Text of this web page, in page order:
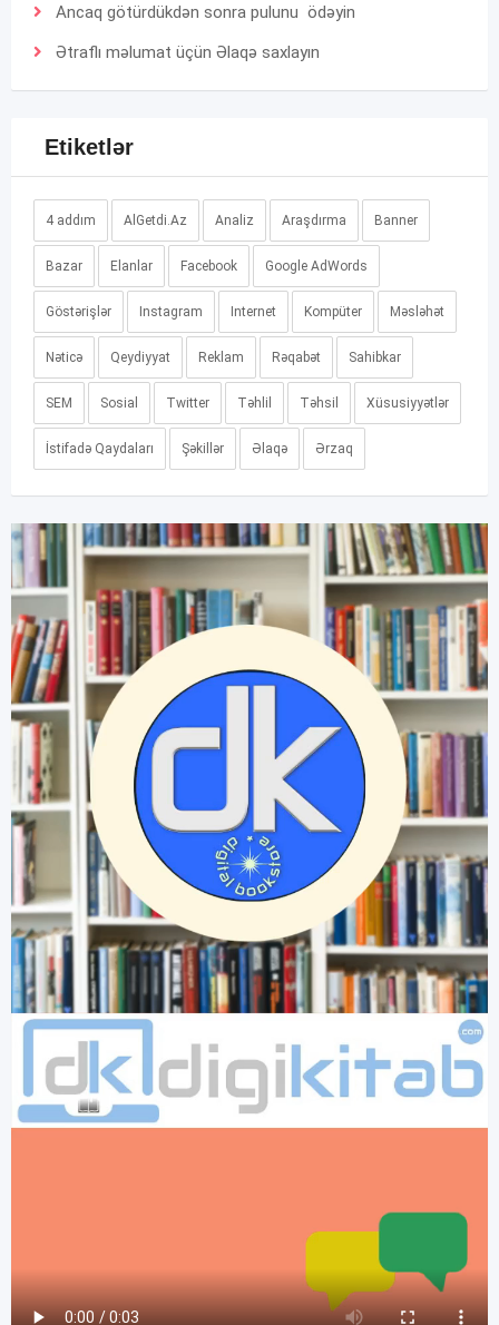
Ancaq götürdükdən sonra pulunu ödəyin
Ətraflı məlumat üçün Əlaqə saxlayın
Etiketlər
4 addım AlGetdi.Az Analiz Araşdırma Banner
Bazar Elanlar Facebook Google AdWords
Göstərişlər Instagram Internet Kompüter Məsləhət
Nəticə Qeydiyyat Reklam Rəqabət Sahibkar
SEM Sosial Twitter Təhlil Təhsil Xüsusiyyətlər
İstifadə Qaydaları Şəkillər Əlaqə Ərzaq